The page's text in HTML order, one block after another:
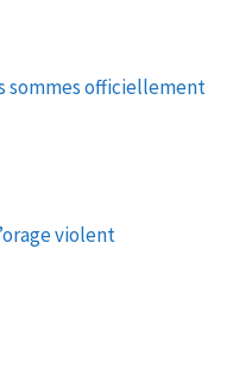
sommes officiellement
violent